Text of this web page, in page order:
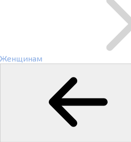
Женщинам